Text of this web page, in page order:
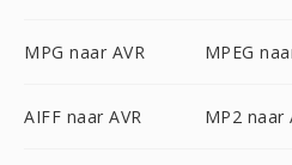
MPG naar AVR MPEG
AIFF naar AVR MP2 naar